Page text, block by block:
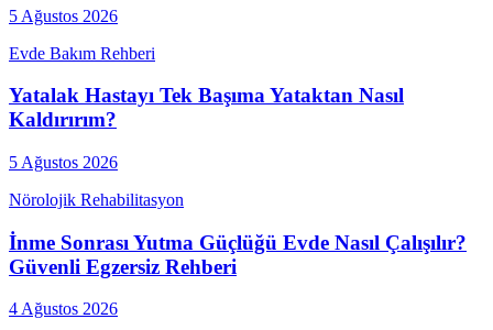
5 Ağustos 2026
Evde Bakım Rehberi
Yatalak Hastayı Tek Başıma Yataktan Nasıl
Kaldırırım?
5 Ağustos 2026
Nörolojik Rehabilitasyon
İnme Sonrası Yutma Güçlüğü Evde Nasıl Çalışılır?
Güvenli Egzersiz Rehberi
4 Ağustos 2026